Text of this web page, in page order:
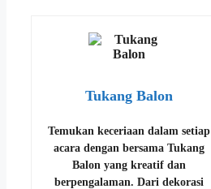
Tukang Balon
Temukan keceriaan dalam setiap
acara dengan bersamaTukang
Balon yang kreatif dan
berpengalaman. Dari dekorasi